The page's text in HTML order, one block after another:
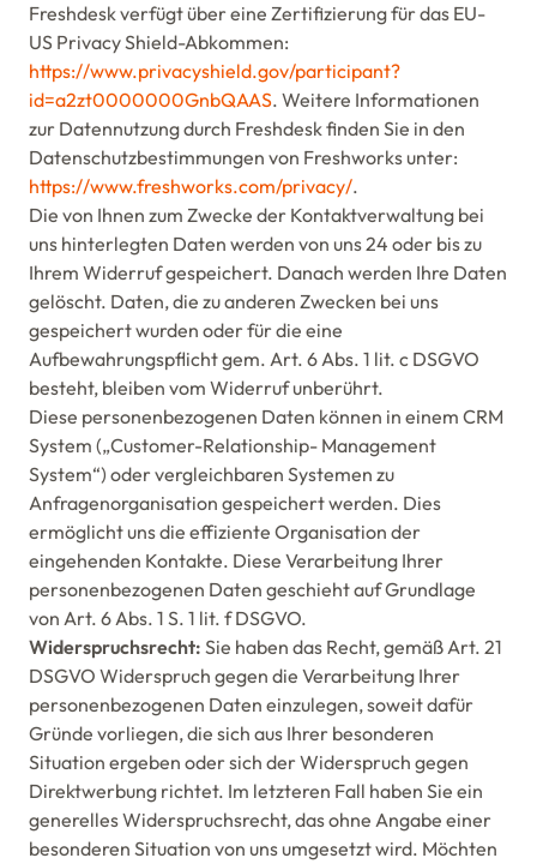
Freshdesk verfügt über eine Zertifizierung für das EU-
US Privacy Shield-Abkommen:
https://www.privacyshield.gov/participant?
id=a2zt0000000GnbQAAS. Weitere Informationen
zur Datennutzung durch Freshdesk finden Sie in den
Datenschutzbestimmungen von Freshworks unter:
https://www.freshworks.com/privacy/.
Die von Ihnen zum Zwecke der Kontaktverwaltung bei
uns hinterlegten Daten werden von uns 24 oder bis zu
Ihrem Widerruf gespeichert. Danach werden Ihre Daten
gelöscht. Daten, die zu anderen Zwecken bei uns
gespeichert wurden oder für die eine
Aufbewahrungspflicht gem. Art. 6 Abs. 1 lit. c DSGVO
besteht, bleiben vom Widerruf unberührt.
Diese personenbezogenen Daten können in einem CRM
System („Customer-Relationship- Management
System“) oder vergleichbaren Systemen zu
Anfragenorganisation gespeichert werden. Dies
ermöglicht uns die effiziente Organisation der
eingehenden Kontakte. Diese Verarbeitung Ihrer
personenbezogenen Daten geschieht auf Grundlage
von Art. 6 Abs. 1 S. 1 lit. f DSGVO.
Widerspruchsrecht: Sie haben das Recht, gemäß Art. 21
DSGVO Widerspruch gegen die Verarbeitung Ihrer
personenbezogenen Daten einzulegen, soweit dafür
Gründe vorliegen, die sich aus Ihrer besonderen
Situation ergeben oder sich der Widerspruch gegen
Direktwerbung richtet. Im letzteren Fall haben Sie ein
generelles Widerspruchsrecht, das ohne Angabe einer
besonderen Situation von uns umgesetzt wird. Möchten